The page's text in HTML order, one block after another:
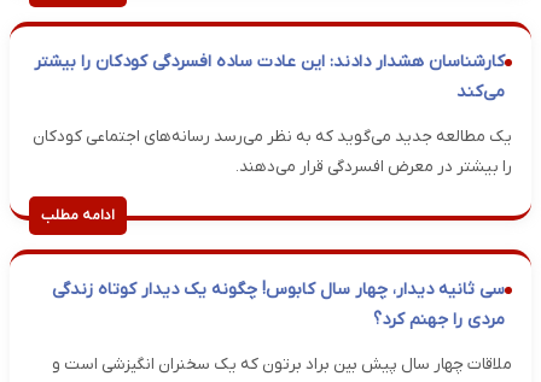
کارشناسان هشدار دادند: این عادت ساده افسردگی کودکان را بیشتر
می‌کند
یک مطالعه جدید می‌گوید که به نظر می‌رسد رسانه‌های اجتماعی کودکان
را بیشتر در معرض افسردگی قرار می‌دهند.
ادامه مطلب
سی ثانیه دیدار، چهار سال کابوس! چگونه یک دیدار کوتاه زندگی
مردی را جهنم کرد؟
ملاقات چهار سال پیش بین براد برتون که یک سخنران انگیزشی است و